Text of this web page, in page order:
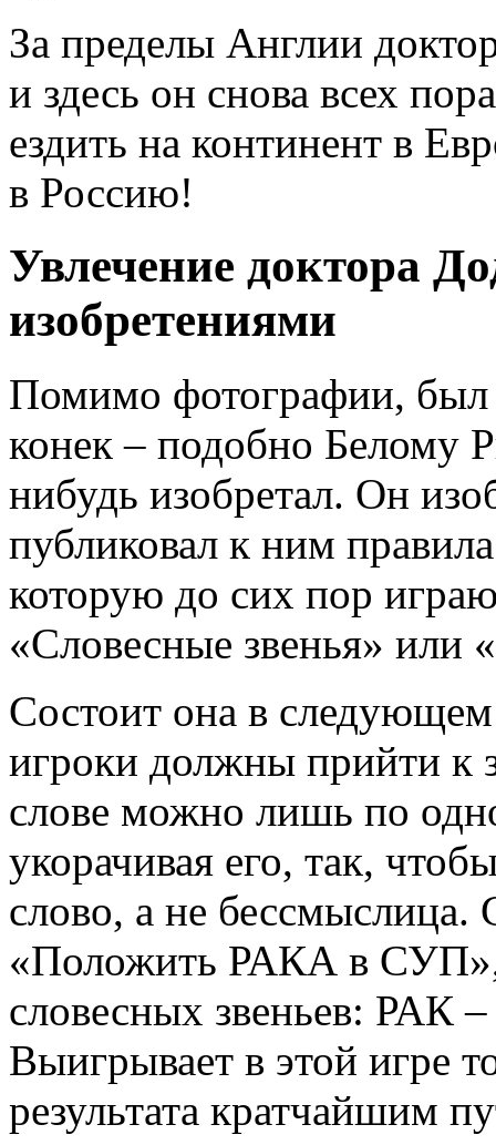
За пределы Англии
и здесь он снова всех
ездить на континент в
в Россию!
Увлечение доктора
изобретениями
Помимо фотографии,
конек – подобно Белому
нибудь изобретал. Он
публиковал к ним
которую до сих пор
«Словесные звенья» или
Состоит она в
игроки должны прийти к
слове можно лишь по
укорачивая его, так,
слово, а не
«Положить РАКА в СУП»,
словесных звеньев:
Выигрывает в этой игре
результата кратчайшим